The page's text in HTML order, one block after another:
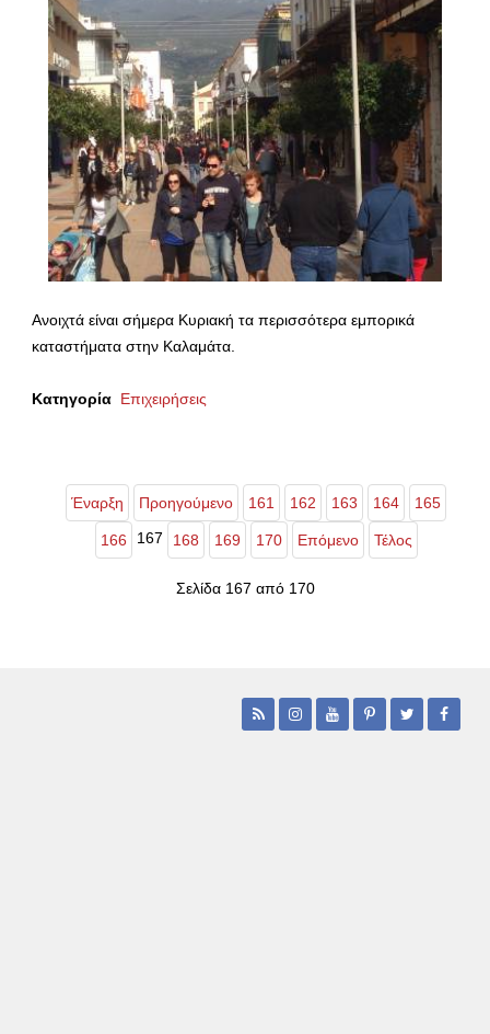
Ανοιχτά είναι σήμερα Κυριακή τα περισσότερα εμπορικά
καταστήματα στην Καλαμάτα.
Κατηγορία Επιχειρήσεις
Έναρξη Προηγούμενο 161 162 163 164 165
166 167 168 169 170 Επόμενο Τέλος
Σελίδα 167 από 170